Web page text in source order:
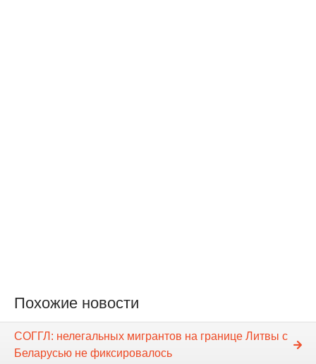
Похожие новости
СОГГЛ: нелегальных мигрантов на границе Литвы с
Беларусью не фиксировалось